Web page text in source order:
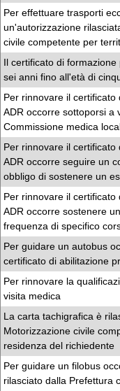
Per effettuare trasporti
un'autorizzazione
civile competente per
Il certificato di
sei anni fino all'età di
Per rinnovare il
ADR occorre sottoporsi a
Commissione medica
Per rinnovare il
ADR occorre seguire un
obbligo di sostenere un
Per rinnovare il
ADR occorre sostenere
frequenza di specifico
Per guidare un autobus
certificato di abilitazione
Per rinnovare la
visita medica
La carta tachigrafica è
Motorizzazione civile
residenza del richiedente
Per guidare un filobus
rilasciato dalla Prefettura